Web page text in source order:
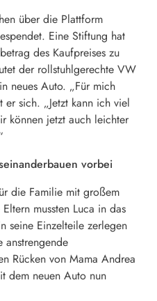
über die Plattform
Eine Stiftung hat
des Kaufpreises zu
der rollstuhlgerechte VW
neues Auto. „Für mich
er sich. „Jetzt kann ich viel
können jetzt auch leichter
vorbei
die Familie mit großem
mussten Luca in das
seine Einzelteile zerlegen
anstrengende
Rücken von Mama Andrea
dem neuen Auto nun